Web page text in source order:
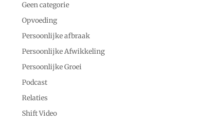
Geen categorie
Opvoeding
Persoonlijke afbraak
Persoonlijke Afwikkeling
Persoonlijke Groei
Podcast
Relaties
Shift Video